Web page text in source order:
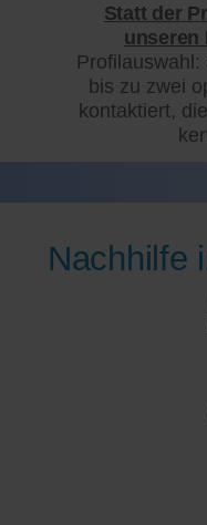
Statt der
unseren
bis zu zwei
kontaktiert,
Nachhilfe